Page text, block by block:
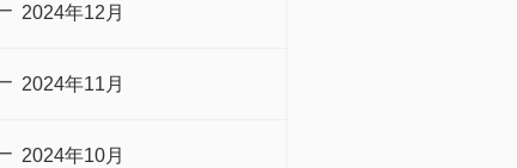
2024年12月
2024年11月
2024年10月